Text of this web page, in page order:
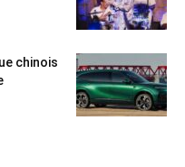
chinois